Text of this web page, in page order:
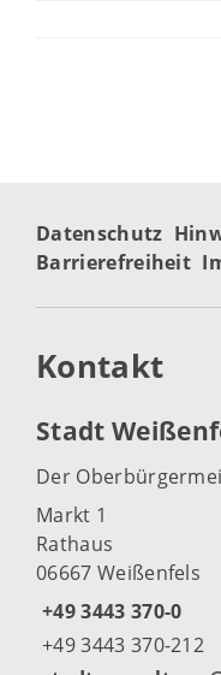
Datenschutz
Barrierefreiheit
Kontakt
Stadt
Der
Markt 1
Rathaus
06667 Weißenfels
+49 3443 370-0
+49 3443 370-212